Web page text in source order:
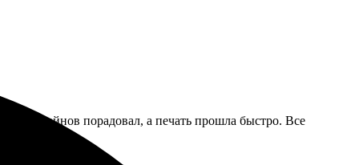
дизайнов порадовал, а печать прошла быстро. Все